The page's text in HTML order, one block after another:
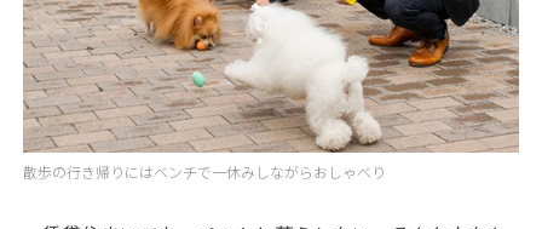
散歩の行き帰りにはベンチで一休みしながらおしゃべり